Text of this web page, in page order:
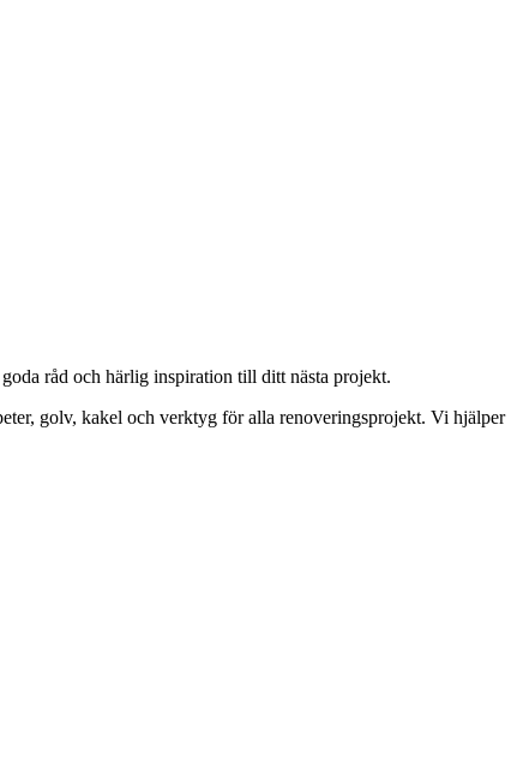
råd och härlig inspiration till ditt nästa projekt.
golv, kakel och verktyg för alla renoveringsprojekt. Vi hjälper